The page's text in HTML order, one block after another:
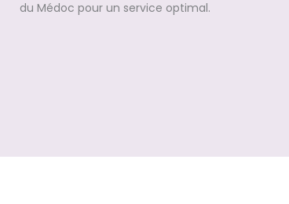
du Médoc pour un service optimal.